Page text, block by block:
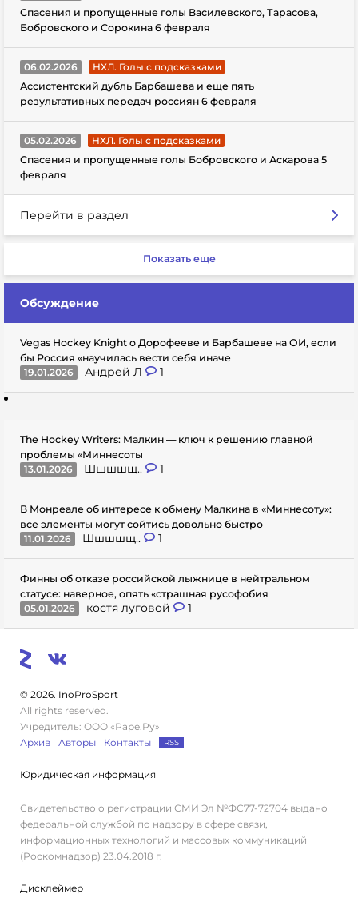
Спасения и пропущенные голы Василевского, Тарасова,
Бобровского и Сорокина 6 февраля
06.02.2026
НХЛ. Голы с подсказками
Ассистентский дубль Барбашева и еще пять
результативных передач россиян 6 февраля
05.02.2026
НХЛ. Голы с подсказками
Спасения и пропущенные голы Бобровского и Аскарова 5
февраля
Перейти в раздел
Показать еще
Обсуждение
Vegas Hockey Knight о Дорофееве и Барбашеве на ОИ, если
бы Россия «научилась вести себя иначе
19.01.2026
Андрей Л 1
The Hockey Writers: Малкин — ключ к решению главной
проблемы «Миннесоты
13.01.2026
Шшшшщ.. 1
В Монреале об интересе к обмену Малкина в «Миннесоту»:
все элементы могут сойтись довольно быстро
11.01.2026
Шшшшщ.. 1
Финны об отказе российской лыжнице в нейтральном
статусе: наверное, опять «страшная русофобия
05.01.2026
костя луговой 1
© 2026. InoProSport
All rights reserved.
Учредитель: ООО «Раре.Ру»
Архив
Авторы Контакты RSS
Юридическая информация
Свидетельство о регистрации СМИ Эл №ФС77-72704 выдано
федеральной службой по надзору в сфере связи,
информационных технологий и массовых коммуникаций
(Роскомнадзор) 23.04.2018 г.
Дисклеймер